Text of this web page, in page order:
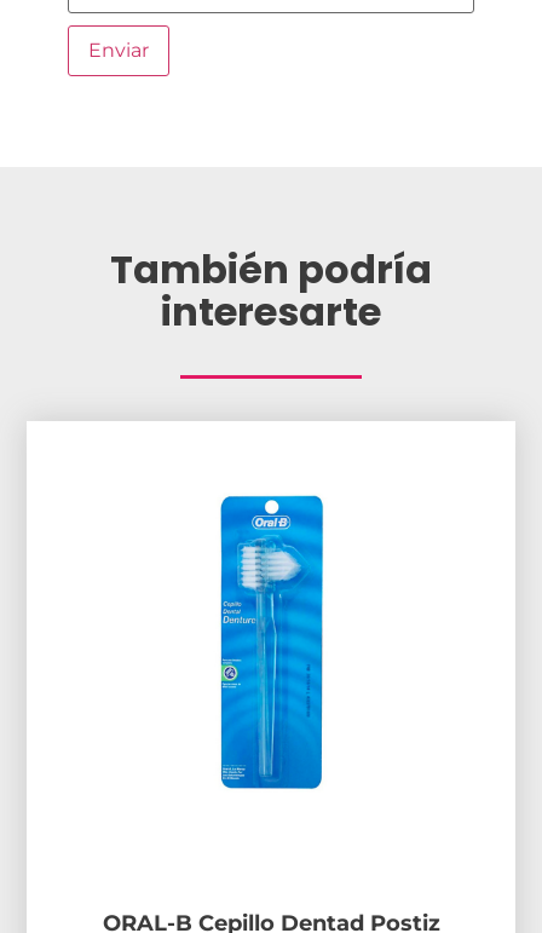
También podría
interesarte
ORAL-B Cepillo Dentad Postiz